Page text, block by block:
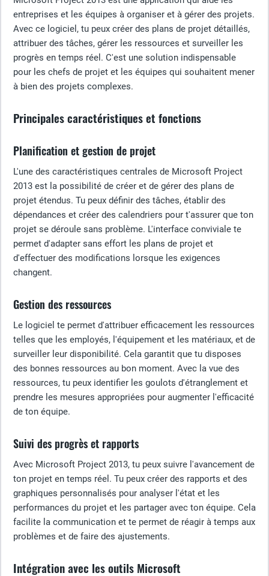
entreprises et les équipes à organiser et à gérer des projets.
Avec ce logiciel, tu peux créer des plans de projet détaillés,
attribuer des tâches, gérer les ressources et surveiller les
progrès en temps réel. C'est une solution indispensable
pour les chefs de projet et les équipes qui souhaitent mener
à bien des projets complexes.
Principales caractéristiques et fonctions
Planification et gestion de projet
L'une des caractéristiques centrales de Microsoft Project
2013 est la possibilité de créer et de gérer des plans de
projet étendus. Tu peux définir des tâches, établir des
dépendances et créer des calendriers pour t'assurer que ton
projet se déroule sans problème. L'interface conviviale te
permet d'adapter sans effort les plans de projet et
d'effectuer des modifications lorsque les exigences
changent.
Gestion des ressources
Le logiciel te permet d'attribuer efficacement les ressources
telles que les employés, l'équipement et les matériaux, et de
surveiller leur disponibilité. Cela garantit que tu disposes
des bonnes ressources au bon moment. Avec la vue des
ressources, tu peux identifier les goulots d'étranglement et
prendre les mesures appropriées pour augmenter l'efficacité
de ton équipe.
Suivi des progrès et rapports
Avec Microsoft Project 2013, tu peux suivre l'avancement de
ton projet en temps réel. Tu peux créer des rapports et des
graphiques personnalisés pour analyser l'état et les
performances du projet et les partager avec ton équipe. Cela
facilite la communication et te permet de réagir à temps aux
problèmes et de faire des ajustements.
Intégration avec les outils Microsoft